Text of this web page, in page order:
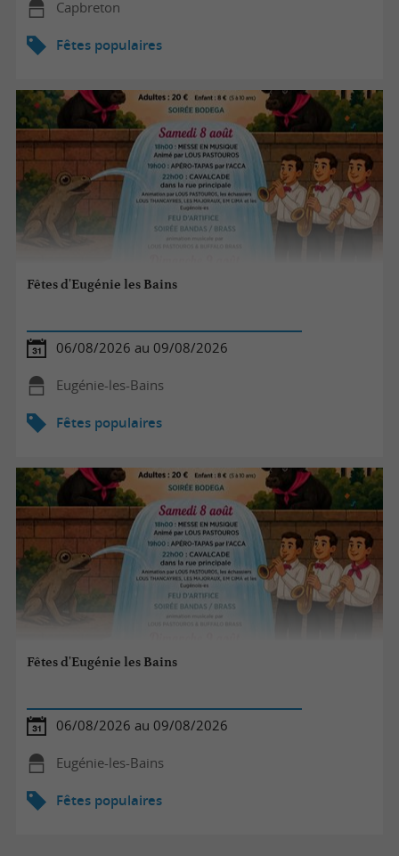
Capbreton
Fêtes populaires
Fêtes d'Eugénie les Bains
06/08/2026 au 09/08/2026
Eugénie-les-Bains
Fêtes populaires
Fêtes d'Eugénie les Bains
06/08/2026 au 09/08/2026
Eugénie-les-Bains
Fêtes populaires